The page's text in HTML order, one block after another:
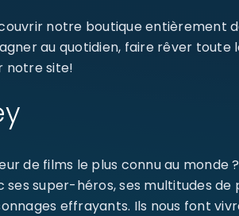
Identifiant ou e-mail*
notre boutique entièrement
au quotidien, faire rêver
notre site!
de films le plus connu au monde
ses super-héros, ses multitudes
effrayants. Ils nous font